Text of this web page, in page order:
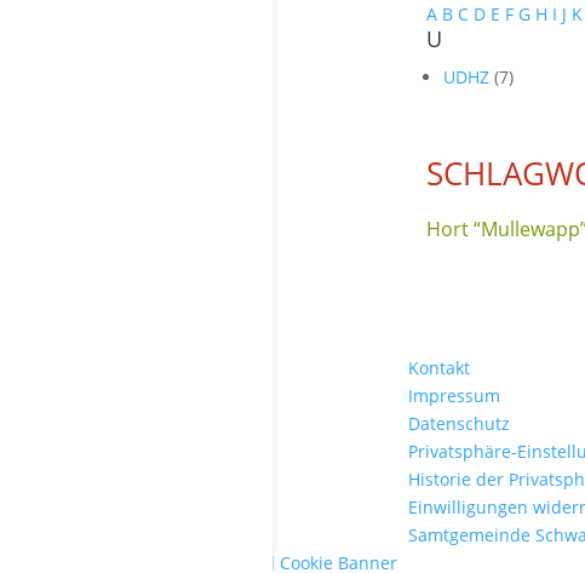
A B C D E F G H I J K
U
UDHZ (7)
Hort
Kontakt
Impressum
Datenschutz
Privatsphäre-
Historie der
Einwilligungen
Samtgemeinde
WordPress Cookie Plugin von Real Cookie Banner